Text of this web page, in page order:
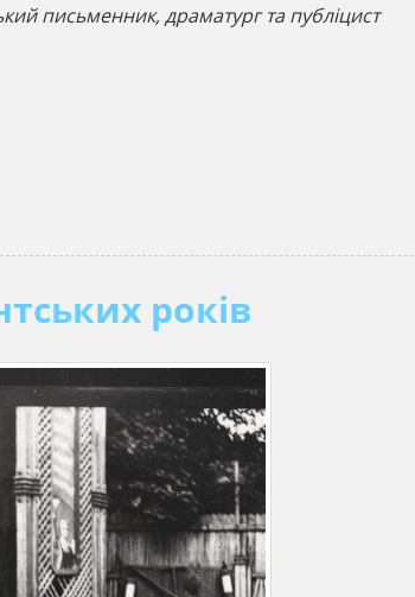
письменник, драматург та публіцист
років